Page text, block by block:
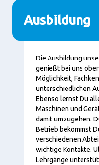
Ausbildung
Content
Die Ausbildung
genießt bei uns
Möglichkeit,
unterschiedlichen
Ebenso lernst Du
Maschinen und
damit umzugehen.
Betrieb bekommst
verschiedenen
wichtige Kontakte.
Lehrgänge